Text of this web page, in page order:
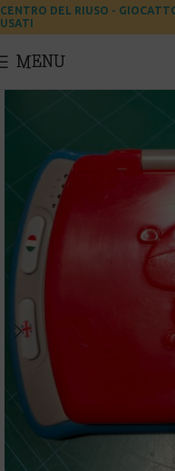
CENTRO DEL RIUSO -
USATI
MENU